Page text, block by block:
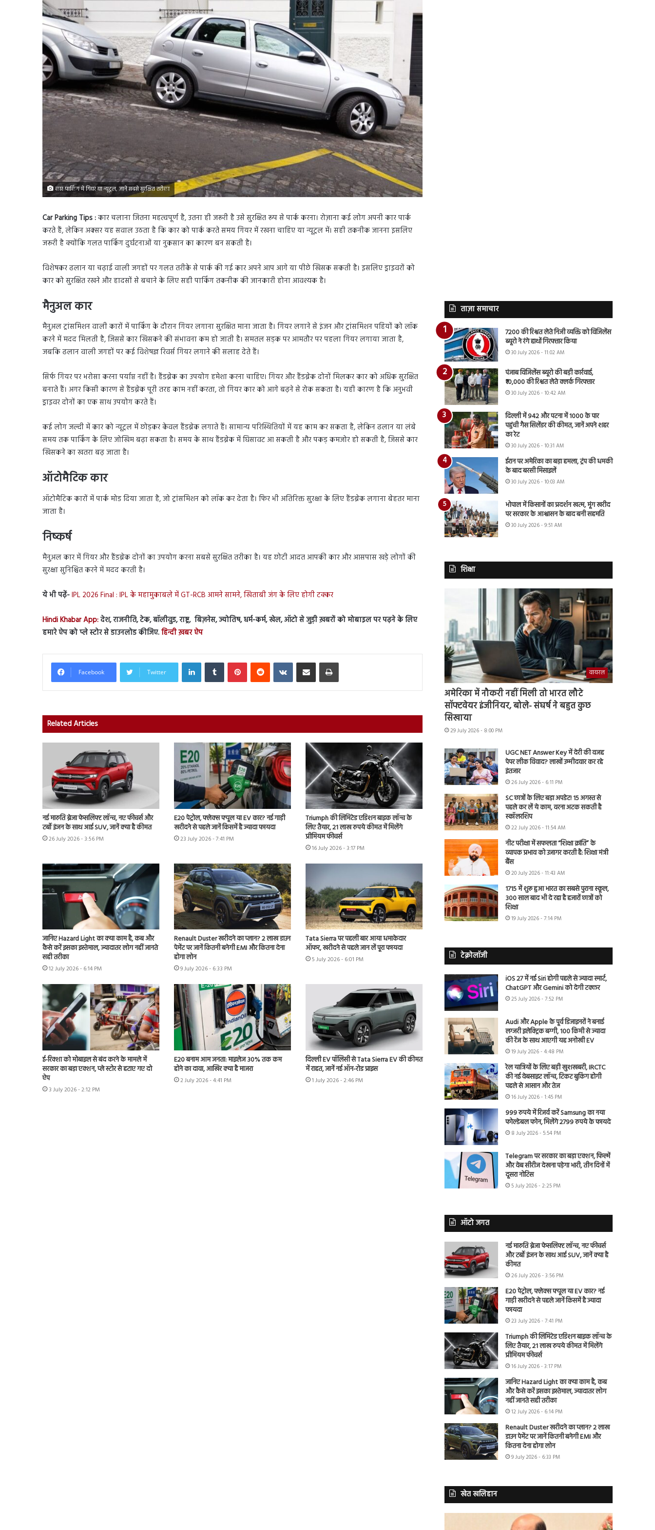
कार पार्किंग में गियर या न्यूट्रल, जानें सबसे सुरक्षित तरीका
Car Parking Tips :कार चलाना जितना महत्वपूर्ण है, उतना ही जरूरी है उसे सुरक्षित रूप से पार्क करना। रोज़ाना कई लोग अपनी कार पार्क
करते हैं, लेकिन अक्सर यह सवाल उठता है कि कार को पार्क करते समय गियर में रखना चाहिए या न्यूट्रल में। सही तकनीक जानना इसलिए
जरूरी है क्योंकि गलत पार्किंग दुर्घटनाओं या नुकसान का कारण बन सकती है।
विशेषकर ढलान या चढ़ाई वाली जगहों पर गलत तरीके से पार्क की गई कार अपने आप आगे या पीछे खिसक सकती है। इसलिए ड्राइवरों को
कार को सुरक्षित रखने और हादसों से बचाने के लिए सही पार्किंग तकनीक की जानकारी होना आवश्यक है।
मैनुअल कार
मैनुअल ट्रांसमिशन वाली कारों में पार्किंग के दौरान गियर लगाना सुरक्षित माना जाता है। गियर लगाने से इंजन और ट्रांसमिशन पहियों को लॉक
करने में मदद मिलती है, जिससे कार खिसकने की संभावना कम हो जाती है। समतल सड़क पर आमतौर पर पहला गियर लगाया जाता है,
जबकि ढलान वाली जगहों पर कई विशेषज्ञ रिवर्स गियर लगाने की सलाह देते हैं।
सिर्फ गियर पर भरोसा करना पर्याप्त नहीं है। हैंडब्रेक का उपयोग हमेशा करना चाहिए। गियर और हैंडब्रेक दोनों मिलकर कार को अधिक सुरक्षित
बनाते हैं। अगर किसी कारण से हैंडब्रेक पूरी तरह काम नहीं करता, तो गियर कार को आगे बढ़ने से रोक सकता है। यही कारण है कि अनुभवी
ड्राइवर दोनों का एक साथ उपयोग करते हैं।
कई लोग जल्दी में कार को न्यूट्रल में छोड़कर केवल हैंडब्रेक लगाते हैं। सामान्य परिस्थितियों में यह काम कर सकता है, लेकिन ढलान या लंबे
समय तक पार्किंग के लिए जोखिम बढ़ा सकता है। समय के साथ हैंडब्रेक में घिसावट आ सकती है और पकड़ कमजोर हो सकती है, जिससे कार
खिसकने का खतरा बढ़ जाता है।
ऑटोमैटिक कार
ऑटोमैटिक कारों में पार्क मोड दिया जाता है, जो ट्रांसमिशन को लॉक कर देता है। फिर भी अतिरिक्त सुरक्षा के लिए हैंडब्रेक लगाना बेहतर माना
जाता है।
निष्कर्ष
मैनुअल कार में गियर और हैंडब्रेक दोनों का उपयोग करना सबसे सुरक्षित तरीका है। यह छोटी आदत आपकी कार और आसपास खड़े लोगों की
सुरक्षा सुनिश्चित करने में मदद करती है।
ये भी पढ़ें-IPL 2026 Final : IPL के महामुकाबले में GT-RCB आमने सामने, खिताबी जंग के लिए होगी टक्कर
Hindi Khabar App:देश, राजनीति, टेक, बॉलीवुड, राष्ट्र, बिज़नेस, ज्योतिष, धर्म-कर्म, खेल, ऑटो से जुड़ी ख़बरों को मोबाइल पर पढ़ने के लिए
हमारे ऐप को प्ले स्टोर से डाउनलोड कीजिए.हिन्दी ख़बर ऐप
Facebook Twitter
LinkedInTumblr PinterestReddit VKontakteShare via Email Print
Related Articles
नई मारुति ब्रेजा फेसलिफ्ट लॉन्च, नए फीचर्स और
टर्बो इंजन के साथ आई SUV, जानें क्या है कीमत
26 July 2026 - 3:56 PM
E20 पेट्रोल, फ्लेक्स फ्यूल या EV कार? नई गाड़ी
खरीदने से पहले जानें किसमें है ज्यादा फायदा
23 July 2026 - 7:41 PM
Triumph की लिमिटेड एडिशन बाइक लॉन्च के
लिए तैयार, 21 लाख रुपये कीमत में मिलेंगे
प्रीमियम फीचर्स
16 July 2026 - 3:17 PM
जानिए Hazard Light का क्या काम है, कब और
कैसे करें इसका इस्तेमाल, ज्यादातर लोग नहीं जानते
सही तरीका
12 July 2026 - 6:14 PM
Renault Duster खरीदने का प्लान? 2 लाख डाउन
पेमेंट पर जानें कितनी बनेगी EMI और कितना देना
होगा लोन
9 July 2026 - 6:33 PM
Tata Sierra पर पहली बार आया धमाकेदार
ऑफर, खरीदने से पहले जान लें पूरा फायदा
5 July 2026 - 6:01 PM
ई-रिक्शा को मोबाइल से बंद करने के मामले में
सरकार का बड़ा एक्शन, प्ले स्टोर से हटाए गए दो
ऐप
3 July 2026 - 2:12 PM
E20 बनाम आम जनता: माइलेज 30% तक कम
होने का दावा, आखिर क्या है माजरा
2 July 2026 - 4:41 PM
दिल्ली EV पॉलिसी से Tata Sierra EV की कीमत
में राहत, जानें नई ऑन-रोड प्राइस
1 July 2026 - 2:46 PM
ताज़ा समाचार
7200 की रिश्वत लेते निजी व्यक्ति को विजिलेंस
ब्यूरो ने रंगे हाथों गिरफ्तार किया
30 July 2026 - 11:02 AM
पंजाब विजिलेंस ब्यूरो की बड़ी कार्रवाई,
₹10,000 की रिश्वत लेते क्लर्क गिरफ्तार
30 July 2026 - 10:42 AM
दिल्ली में 942 और पटना में 1000 के पार
पहुंची गैस सिलेंडर की कीमत, जानें अपने शहर
का रेट
30 July 2026 - 10:31 AM
ईरान पर अमेरिका का बड़ा हमला, ट्रंप की धमकी
के बाद बरसी मिसाइलें
30 July 2026 - 10:03 AM
भोपाल में किसानों का प्रदर्शन खत्म, मूंग खरीद
पर सरकार के आश्वासन के बाद बनी सहमति
30 July 2026 - 9:51 AM
शिक्षा
वायरल
अमेरिका में नौकरी नहीं मिली तो भारत लौटे
सॉफ्टवेयर इंजीनियर, बोले- संघर्ष ने बहुत कुछ
सिखाया
29 July 2026 - 8:00 PM
UGC NET Answer Key में देरी की वजह
पेपर लीक विवाद? लाखों उम्मीदवार कर रहे
इंतजार
26 July 2026 - 6:11 PM
SC छात्रों के लिए बड़ा अपडेट! 15 अगस्त से
पहले कर लें ये काम, वरना अटक सकती है
स्कॉलरशिप
22 July 2026 - 11:54 AM
नीट परीक्षा में सफलता “शिक्षा क्रांति” के
व्यापक प्रभाव को उजागर करती है: शिक्षा मंत्री
बैंस
20 July 2026 - 11:43 AM
1715 में शुरू हुआ भारत का सबसे पुराना स्कूल,
300 साल बाद भी दे रहा है हजारों छात्रों को
शिक्षा
19 July 2026 - 7:14 PM
टेक्नोलॉजी
iOS 27 में नई Siri होगी पहले से ज्यादा स्मार्ट,
ChatGPT और Gemini को देगी टक्कर
25 July 2026 - 7:52 PM
Audi और Apple के पूर्व डिजाइनरों ने बनाई
लग्जरी इलेक्ट्रिक बग्गी, 100 किमी से ज्यादा
की रेंज के साथ आएगी यह अनोखी EV
19 July 2026 - 4:48 PM
रेल यात्रियों के लिए बड़ी खुशखबरी, IRCTC
की नई वेबसाइट लॉन्च, टिकट बुकिंग होगी
पहले से आसान और तेज
16 July 2026 - 1:45 PM
999 रुपये में रिजर्व करें Samsung का नया
फोल्डेबल फोन, मिलेंगे 2799 रुपये के फायदे
8 July 2026 - 5:54 PM
Telegram पर सरकार का बड़ा एक्शन, फिल्में
और वेब सीरीज देखना पड़ेगा भारी, तीन दिनों में
दूसरा नोटिस
5 July 2026 - 2:25 PM
ऑटो जगत
नई मारुति ब्रेजा फेसलिफ्ट लॉन्च, नए फीचर्स
और टर्बो इंजन के साथ आई SUV, जानें क्या है
कीमत
26 July 2026 - 3:56 PM
E20 पेट्रोल, फ्लेक्स फ्यूल या EV कार? नई
गाड़ी खरीदने से पहले जानें किसमें है ज्यादा
फायदा
23 July 2026 - 7:41 PM
Triumph की लिमिटेड एडिशन बाइक लॉन्च के
लिए तैयार, 21 लाख रुपये कीमत में मिलेंगे
प्रीमियम फीचर्स
16 July 2026 - 3:17 PM
जानिए Hazard Light का क्या काम है, कब
और कैसे करें इसका इस्तेमाल, ज्यादातर लोग
नहीं जानते सही तरीका
12 July 2026 - 6:14 PM
Renault Duster खरीदने का प्लान? 2 लाख
डाउन पेमेंट पर जानें कितनी बनेगी EMI और
कितना देना होगा लोन
9 July 2026 - 6:33 PM
खेत खलिहान